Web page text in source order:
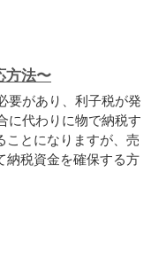
方法〜
要があり、利子税が発
に代わりに物で納税す
ことになりますが、売
納税資金を確保する方